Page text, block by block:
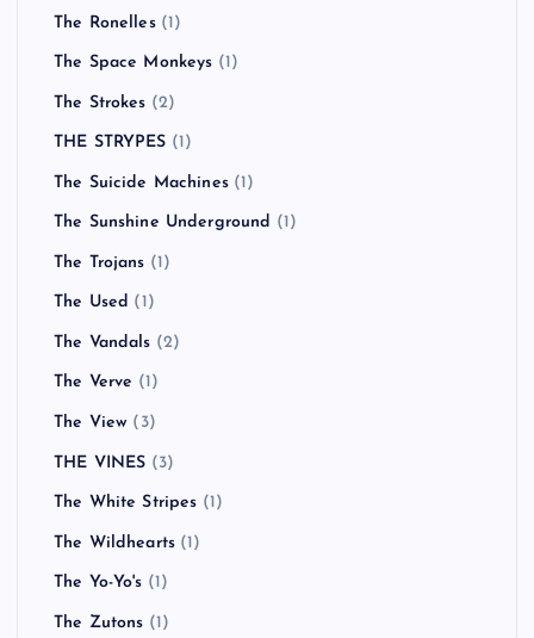
The Ronelles(1)
The Space Monkeys (1)
The Strokes (2)
THE STRYPES (1)
The Suicide Machines(1)
The Sunshine Underground (1)
The Trojans (1)
The Used (1)
The Vandals (2)
The Verve (1)
The View (3)
THE VINES (3)
The White Stripes (1)
The Wildhearts (1)
The Yo-Yo's (1)
The Zutons (1)